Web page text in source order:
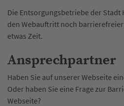
Die Entsorgungsbetriebe der
den Webauftritt noch
etwas Zeit.
Ansprechpartner
Haben Sie auf unserer Webseite
Oder haben Sie eine Frage zur
Webseite?